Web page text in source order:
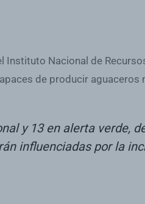
Nacional de
de producir aguaceros
y 13 en alerta verde,
influenciadas por la